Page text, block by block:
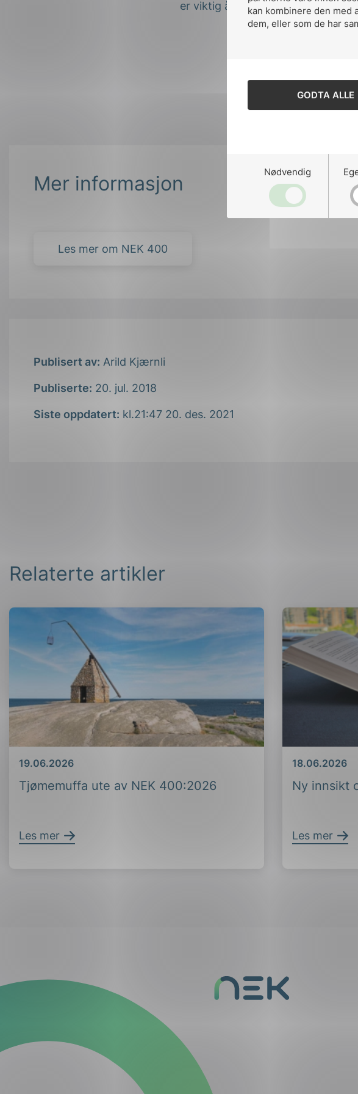
kan kombinere den med
dem, eller som de har
GODTA ALLE
Nødvendig
er viktig å ta i bruk den nye
Mer informasjon
Les mer om NEK 400
Publisert av: Arild Kjærnli
Publiserte: 20. jul. 2018
Siste oppdatert: kl.21:47 20. des. 2021
Relaterte artikler
Tjømemuffa ute av NEK 400:2026
Dato
19.06.2026
Les mer
Ny innsikt
Dato
18.06.2026
Les mer